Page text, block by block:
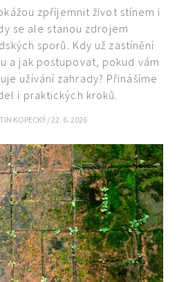
zpříjemnit život stínem i
se ale stanou zdrojem
sporů. Kdy už zastínění
a jak postupovat, pokud vám
užívání zahrady? Přinášíme
i praktických kroků.
KOPECKÝ /22. 6. 2026